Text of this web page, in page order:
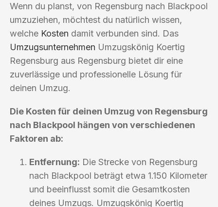
Wenn du planst, von Regensburg nach Blackpool
umzuziehen, möchtest du natürlich wissen,
welche Kosten damit verbunden sind. Das
Umzugsunternehmen Umzugskönig Koertig
Regensburg aus Regensburg bietet dir eine
zuverlässige und professionelle Lösung für
deinen Umzug.
Die Kosten für deinen Umzug von Regensburg
nach Blackpool hängen von verschiedenen
Faktoren ab:
Entfernung: Die Strecke von Regensburg
nach Blackpool beträgt etwa 1.150 Kilometer
und beeinflusst somit die Gesamtkosten
deines Umzugs. Umzugskönig Koertig